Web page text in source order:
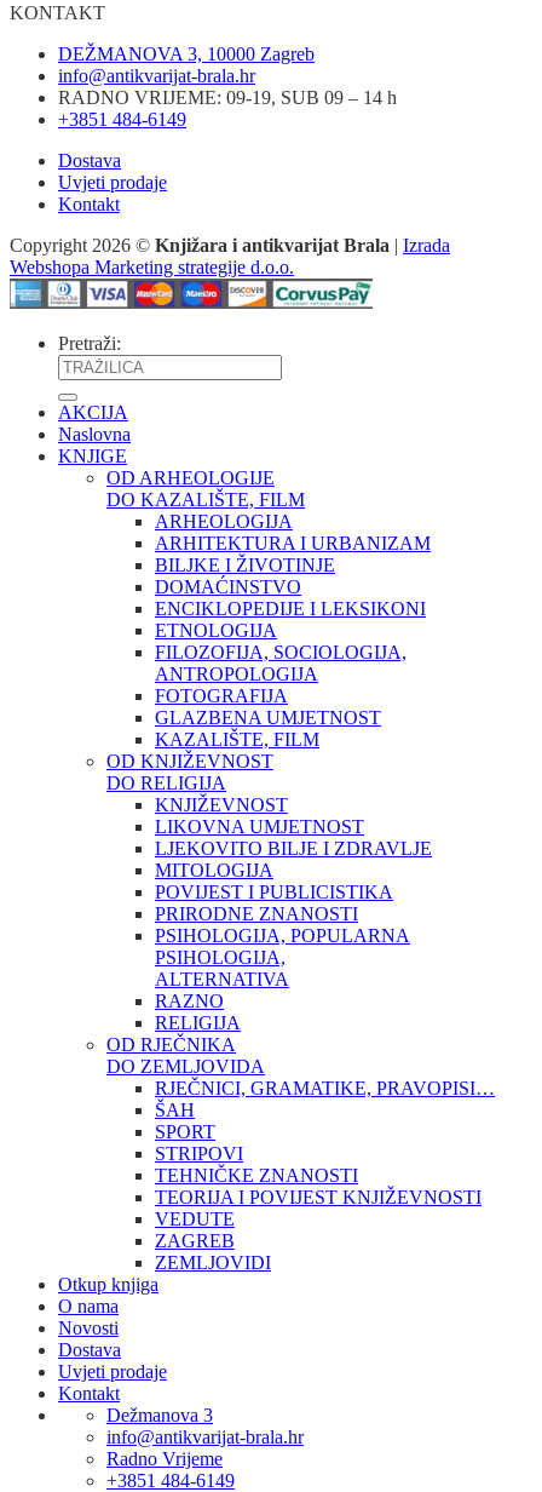
KONTAKT
DEŽMANOVA 3, 10000 Zagreb
info@antikvarijat-brala.hr
RADNO VRIJEME: 09-19, SUB 09 – 14 h
+3851 484-6149
Dostava
Uvjeti prodaje
Kontakt
Copyright 2026 © Knjižara i antikvarijat Brala | Izrada
Webshopa Marketing strategije d.o.o.
Pretraži:
AKCIJA
Naslovna
KNJIGE
OD ARHEOLOGIJE
DO KAZALIŠTE, FILM
ARHEOLOGIJA
ARHITEKTURA I URBANIZAM
BILJKE I ŽIVOTINJE
DOMAĆINSTVO
ENCIKLOPEDIJE I LEKSIKONI
ETNOLOGIJA
FILOZOFIJA, SOCIOLOGIJA,
ANTROPOLOGIJA
FOTOGRAFIJA
GLAZBENA UMJETNOST
KAZALIŠTE, FILM
OD KNJIŽEVNOST
DO RELIGIJA
KNJIŽEVNOST
LIKOVNA UMJETNOST
LJEKOVITO BILJE I ZDRAVLJE
MITOLOGIJA
POVIJEST I PUBLICISTIKA
PRIRODNE ZNANOSTI
PSIHOLOGIJA, POPULARNA
PSIHOLOGIJA,
ALTERNATIVA
RAZNO
RELIGIJA
OD RJEČNIKA
DO ZEMLJOVIDA
RJEČNICI, GRAMATIKE, PRAVOPISI…
ŠAH
SPORT
STRIPOVI
TEHNIČKE ZNANOSTI
TEORIJA I POVIJEST KNJIŽEVNOSTI
VEDUTE
ZAGREB
ZEMLJOVIDI
Otkup knjiga
O nama
Novosti
Dostava
Uvjeti prodaje
Kontakt
Dežmanova 3
info@antikvarijat-brala.hr
Radno Vrijeme
+3851 484-6149